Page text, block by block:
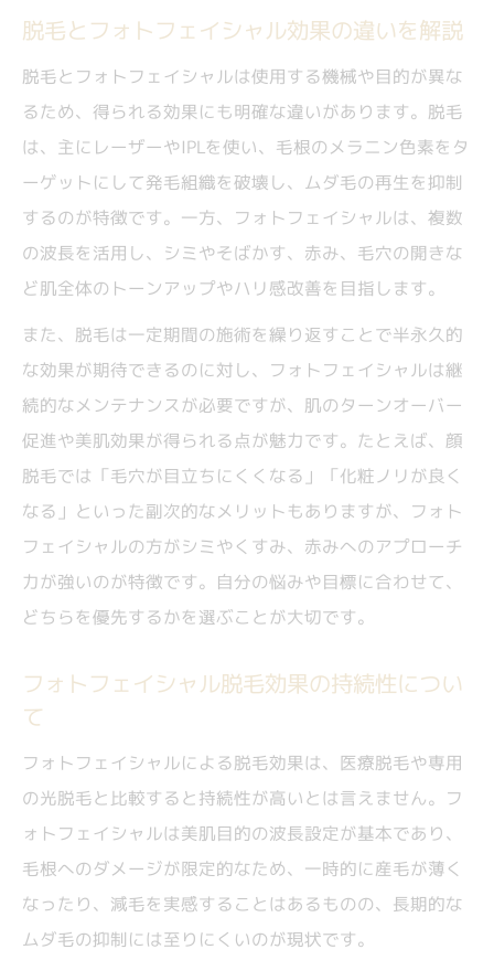
脱毛とフォトフェイシャル効果の違いを解説
脱毛とフォトフェイシャルは使用する機械や目的が異な
るため、得られる効果にも明確な違いがあります。脱毛
は、主にレーザーやIPLを使い、毛根のメラニン色素をタ
ーゲットにして発毛組織を破壊し、ムダ毛の再生を抑制
するのが特徴です。一方、フォトフェイシャルは、複数
の波長を活用し、シミやそばかす、赤み、毛穴の開きな
ど肌全体のトーンアップやハリ感改善を目指します。
また、脱毛は一定期間の施術を繰り返すことで半永久的
な効果が期待できるのに対し、フォトフェイシャルは継
続的なメンテナンスが必要ですが、肌のターンオーバー
促進や美肌効果が得られる点が魅力です。たとえば、顔
脱毛では「毛穴が目立ちにくくなる」「化粧ノリが良く
なる」といった副次的なメリットもありますが、フォト
フェイシャルの方がシミやくすみ、赤みへのアプローチ
力が強いのが特徴です。自分の悩みや目標に合わせて、
どちらを優先するかを選ぶことが大切です。
フォトフェイシャル脱毛効果の持続性につい
て
フォトフェイシャルによる脱毛効果は、医療脱毛や専用
の光脱毛と比較すると持続性が高いとは言えません。フ
ォトフェイシャルは美肌目的の波長設定が基本であり、
毛根へのダメージが限定的なため、一時的に産毛が薄く
なったり、減毛を実感することはあるものの、長期的な
ムダ毛の抑制には至りにくいのが現状です。